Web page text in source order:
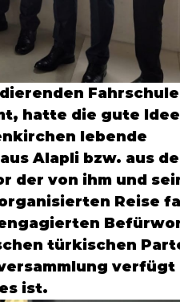
hatte die gute
lebende
Alapli bzw. aus
der von ihm und
Reise
türkischen
verfügt
ist.